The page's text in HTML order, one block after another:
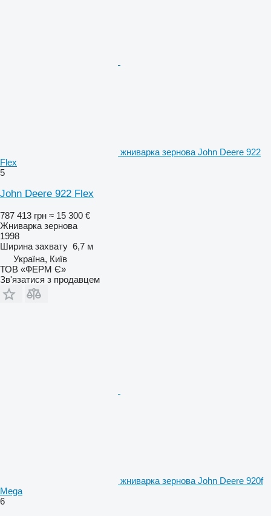
жниварка зернова John Deere 922
Flex
5
John Deere 922 Flex
787 413 грн ≈ 15 300 €
Жниварка зернова
1998
Ширина захвату 6,7 м
Україна, Київ
ТОВ «ФЕРМ Є»
Зв'язатися з продавцем
жниварка зернова John Deere 920f
Mega
6